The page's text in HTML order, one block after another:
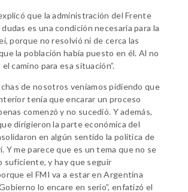
que la administración del Frente
es una condición necesaria para la
porque no resolvió ni de cerca las
la población había puesto en él. Al no
camino para esa situación”.
de nosotros veníamos pidiendo que
tenía que encarar un proceso
comenzó y no sucedió. Y además,
dirigieron la parte económica del
en algún sentido la política de
Y me parece que es un tema que no se
suficiente, y hay que seguir
el FMI va a estar en Argentina
lo encare en serio”, enfatizó el